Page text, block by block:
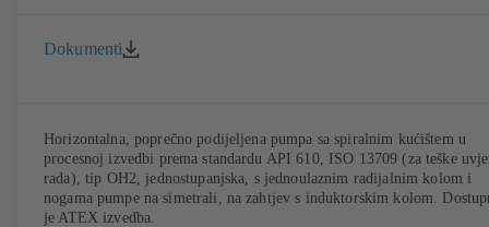
Dokumenti
Horizontalna, poprečno podijeljena pumpa sa spiralnim kućištem u
procesnoj izvedbi prema standardu API 610, ISO 13709 (za teške
rada), tip OH2, jednostupanjska, s jednoulaznim radijalnim kolom i
nogama pumpe na simetrali, na zahtjev s induktorskim kolom.
je ATEX izvedba.